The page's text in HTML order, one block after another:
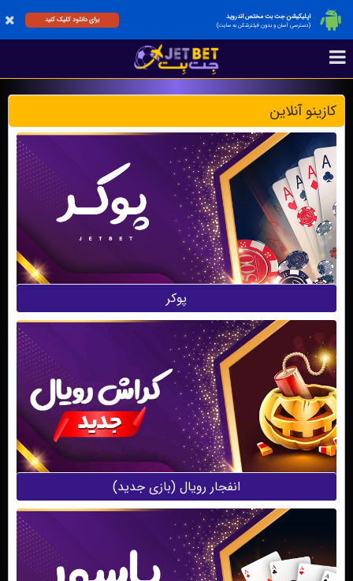
اپلیکیشن جت بت مختص اندروید
(دسترسی آسان و بدون فیلترشکن به سایت)
برای دانلود کلیک کنید
کازینو آنلاین
پوکر
انفجار‌ رویال (بازی جدید)